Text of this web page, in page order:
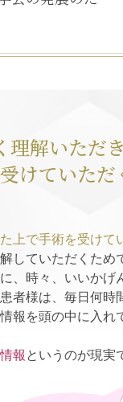
解いただき
けていただ
上で手術を受けて
していただくため
、時々、いいかげ
者様は、毎日何時
報を頭の中に入れ
報 というのが現実